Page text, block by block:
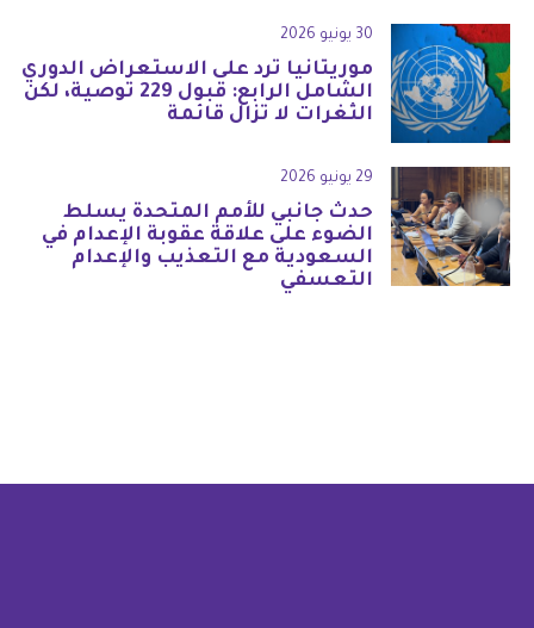
30 يونيو 2026
موريتانيا ترد على الاستعراض الدوري
الشامل الرابع: قبول 229 توصية، لكن
الثغرات لا تزال قائمة
29 يونيو 2026
حدث جانبي للأمم المتحدة يسلط
الضوء على علاقة عقوبة الإعدام في
السعودية مع التعذيب والإعدام
التعسفي